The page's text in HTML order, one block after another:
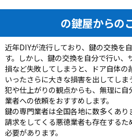
の鍵屋からの
近年DIYが流行しており、鍵の交換を
す。しかし、鍵の交換を自分で行い、
損など失敗してしまうと、ドア自体の
いったさらに大きな損害を出してし
犯や仕上がりの観点からも、無理に
業者への依頼をおすすめします。
鍵の専門業者は全国各地に数多くあり
請求をしてくる悪徳業者も存在するた
必要があります。